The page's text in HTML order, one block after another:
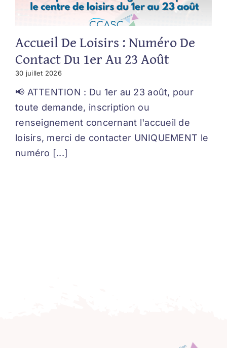
Accueil De Loisirs : Numéro De
Contact Du 1er Au 23 Août
30 juillet 2026
📢 ATTENTION : Du 1er au 23 août, pour
toute demande, inscription ou
renseignement concernant l'accueil de
loisirs, merci de contacter UNIQUEMENT le
numéro [...]